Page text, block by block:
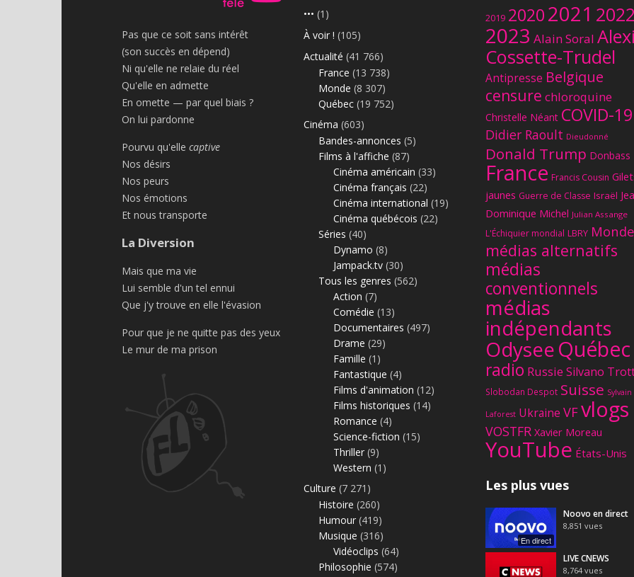
Pas que ce soit sans intérêt
(son succès en dépend)
Ni qu'elle ne relaie du réel
Qu'elle en admette
En omette — par quel biais ?
On lui pardonne
Pourvu qu'elle captive
Nos désirs
Nos peurs
Nos émotions
Et nous transporte
La Diversion
Mais que ma vie
Lui semble d'un tel ennui
Que j'y trouve en elle l'évasion
Pour que je ne quitte pas des yeux
Le mur de ma prison
••• (1)
À voir ! (105)
Actualité (41 766)
France (13 738)
Monde (8 307)
Québec (19 752)
Cinéma (603)
Bandes-annonces (5)
Films à l'affiche (87)
Cinéma américain (33)
Cinéma français (22)
Cinéma international (19)
Cinéma québécois (22)
Séries (40)
Dynamo (8)
Jampack.tv (30)
Tous les genres (562)
Action (7)
Comédie (13)
Documentaires (497)
Drame (29)
Famille (1)
Fantastique (4)
Films d'animation (12)
Films historiques (14)
Romance (4)
Science-fiction (15)
Thriller (9)
Western (1)
Culture (7 271)
Histoire (260)
Humour (419)
Musique (316)
Vidéoclips (64)
Philosophie (574)
2019 20202021 2022
2023 Alain Soral
Cossette-Trudel
Antipresse Belgique
censure chloroquine
Christelle Néant COVID-19
Didier Raoult Dieudonné
Donald Trump Donbass
France Francis Cousin
jaunes Guerre de Classe Israël
Dominique Michel Julian Assange
L'Échiquier mondial LBRY Monde
médias alternatifs
médias
conventionnels
médias
indépendants
OdyseeQuébec
radio Russie Silvano
Slobodan Despot Suisse Sylvain
Laforest Ukraine VFvlogs
VOSTFR Xavier Moreau
YouTube États-Unis
Les plus vues
En direct
Noovo en direct
8,851 vues
LIVE CNEWS
8,764 vues